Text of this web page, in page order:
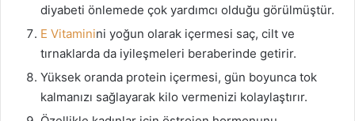
diyabeti önlemede çok yardımcı olduğu görülmüştür.
E Vitaminini yoğun olarak içermesi saç, cilt ve
tırnaklarda da iyileşmeleri beraberinde getirir.
Yüksek oranda protein içermesi, gün boyunca tok
kalmanızı sağlayarak kilo vermenizi kolaylaştırır.